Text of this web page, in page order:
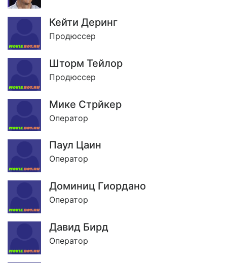
Кейти Деринг
Продюссер
Шторм Тейлор
Продюссер
Мике Стрйкер
Оператор
Паул Цаин
Оператор
Доминиц Гиордано
Оператор
Давид Бирд
Оператор